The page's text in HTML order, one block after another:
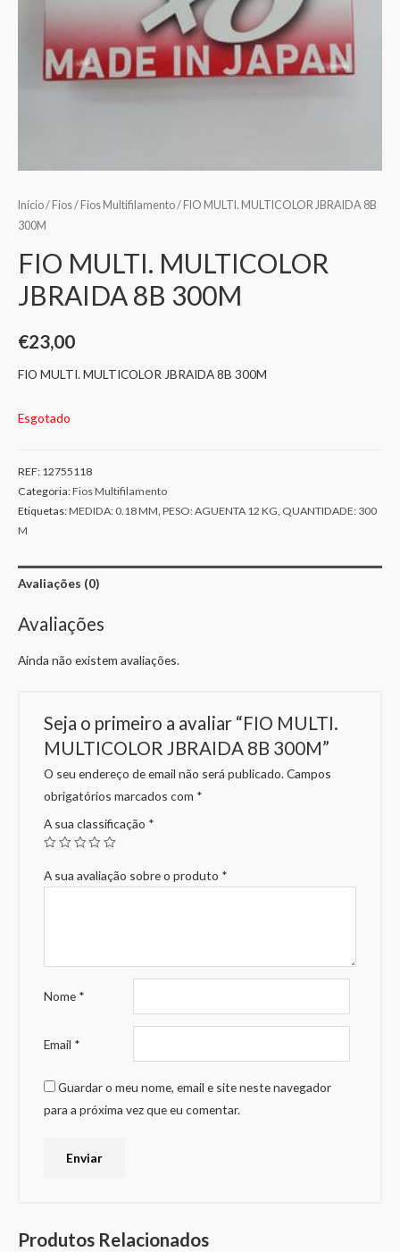
Início/ Fios/ Fios Multifilamento/ FIO MULTI. MULTICOLOR JBRAIDA 8B
300M
FIO MULTI. MULTICOLOR
JBRAIDA 8B 300M
€23,00
FIO MULTI. MULTICOLOR JBRAIDA 8B 300M
Esgotado
REF: 12755118
Categoria:Fios Multifilamento
Etiquetas:MEDIDA: 0.18 MM PESO: AGUENTA 12 KG QUANTIDADE: 300
M
Avaliações (0)
Avaliações
Ainda não existem avaliações.
Seja o primeiro a avaliar “FIO MULTI.
MULTICOLOR JBRAIDA 8B 300M”
O seu endereço de email não será publicado. Campos
obrigatórios marcados com *
A sua classificação *
A sua avaliação sobre o produto *
Nome *
Email *
Guardar o meu nome, email e site neste navegador
para a próxima vez que eu comentar.
Produtos Relacionados